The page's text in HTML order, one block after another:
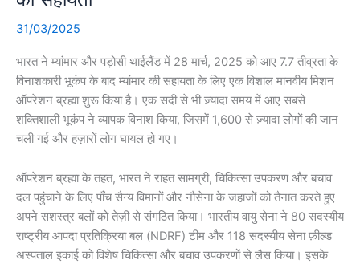
31/03/2025
भारत ने म्यांमार और पड़ोसी थाईलैंड में 28 मार्च, 2025 को आए 7.7 तीव्रता के
विनाशकारी भूकंप के बाद म्यांमार की सहायता के लिए एक विशाल मानवीय मिशन
ऑपरेशन ब्रह्मा शुरू किया है। एक सदी से भी ज़्यादा समय में आए सबसे
शक्तिशाली भूकंप ने व्यापक विनाश किया, जिसमें 1,600 से ज़्यादा लोगों की जान
चली गई और हज़ारों लोग घायल हो गए।
ऑपरेशन ब्रह्मा के तहत, भारत ने राहत सामग्री, चिकित्सा उपकरण और बचाव
दल पहुंचाने के लिए पाँच सैन्य विमानों और नौसेना के जहाजों को तैनात करते हुए
अपने सशस्त्र बलों को तेज़ी से संगठित किया। भारतीय वायु सेना ने 80 सदस्यीय
राष्ट्रीय आपदा प्रतिक्रिया बल (NDRF) टीम और 118 सदस्यीय सेना फ़ील्ड
अस्पताल इकाई को विशेष चिकित्सा और बचाव उपकरणों से लैस किया। इसके